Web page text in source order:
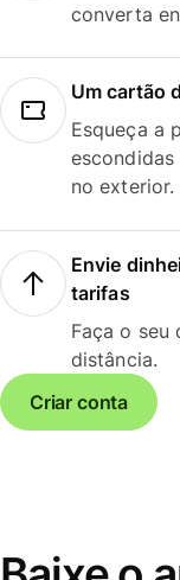
converta
Um cartão
Esqueça a
no exterior.
Envie
tarifas
Faça o seu
distância.
Criar conta